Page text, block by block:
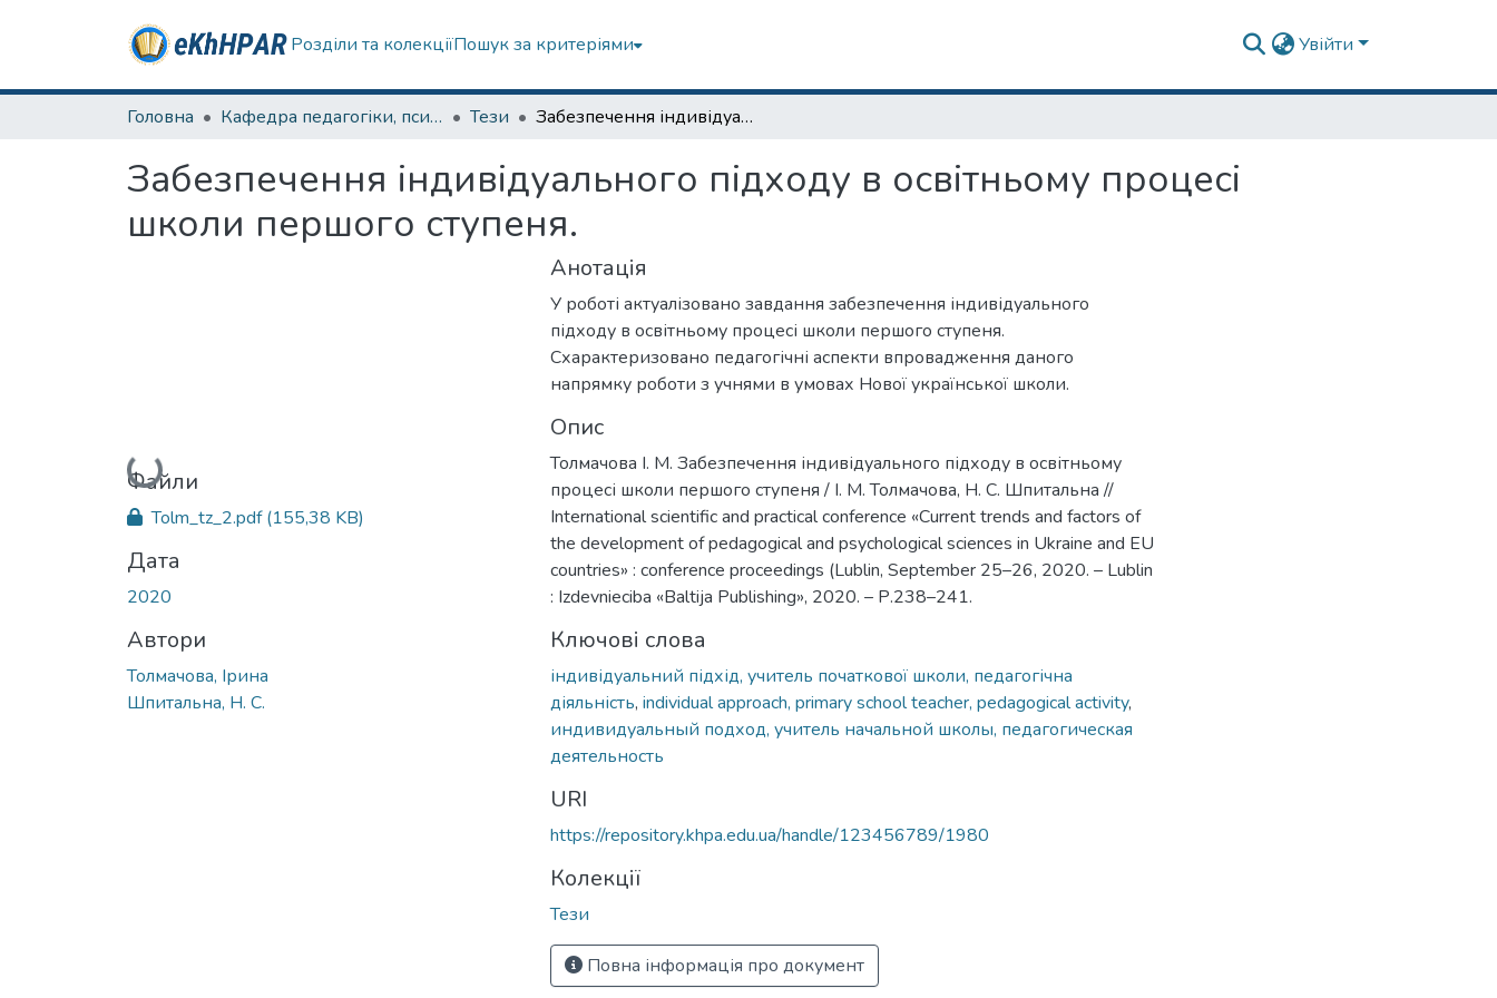
Розділи та колекціїПошук за критеріями Увійти
Головна Кафедра педагогіки, психології, початкової освіти та освітнього менеджменту Тези Забезпечення індивідуального підходу в освітньому процесі школи першого ступеня.
Забезпечення індивідуального підходу в освітньому процесі
школи першого ступеня.
Вантажиться...
Файли
Tolm_tz_2.pdf(155,38 KB)
Дата
2020
Автори
Толмачова, Ірина
Шпитальна, Н. С.
Анотація
У роботі актуалізовано завдання забезпечення індивідуального
підходу в освітньому процесі школи першого ступеня.
Схарактеризовано педагогічні аспекти впровадження даного
напрямку роботи з учнями в умовах Нової української школи.
Опис
Толмачова І. М. Забезпечення індивідуального підходу в освітньому
процесі школи першого ступеня / І. М. Толмачова, Н. С. Шпитальна //
International scientific and practical conference «Current trends and factors of
the development of pedagogical and psychological sciences in Ukraine and EU
countries» : conference proceedings (Lublin, September 25–26, 2020. – Lublin
: Izdevnieciba «Baltija Publishing», 2020. – Р.238–241.
Ключові слова
індивідуальний підхід, учитель початкової школи, педагогічна
діяльність, individual approach, primary school teacher, pedagogical activity,
индивидуальный подход, учитель начальной школы, педагогическая
деятельность
URI
https://repository.khpa.edu.ua/handle/123456789/1980
Колекції
Тези
Повна інформація про документ